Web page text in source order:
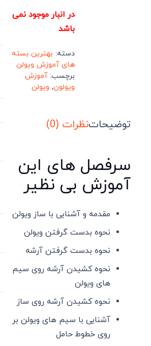
35,000 تومان
بود.
فعلی:
28,000 تومان.
در انبار موجود نمی
باشد
دسته: بهترین بسته
های آموزش ویولن
برچسب:آموزش
ویولون, ویولن
توضیحاتنظرات (0)
سرفصل های این
آموزش بی نظیر
مقدمه و آشنایی با ساز ویولن
نحوه بدست گرفتن ویولن
نحوه بدست گرفتن آرشه
نحوه کشیدن آرشه روی سیم
های ویولن
نحوه کشیدن آرشه روی ساز
آشنایی با سیم های ویولن بر
روی خطوط حامل